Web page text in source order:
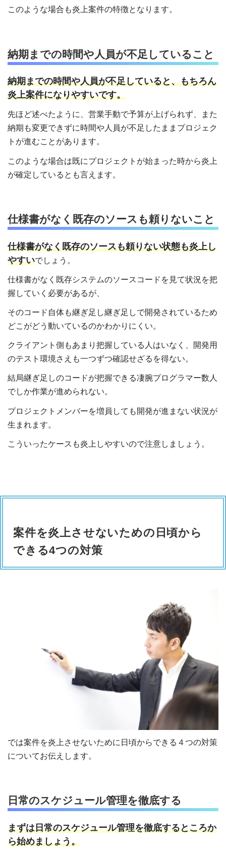
このような場合も炎上案件の特徴となります。
納期までの時間や人員が不足していること
納期までの時間や人員が不足していると、もちろん
炎上案件になりやすいです。
先ほど述べたように、営業手動で予算が上げられず、また
納期も変更できずに時間や人員が不足したままプロジェク
トが進むことがあります。
このような場合は既にプロジェクトが始まった時から炎上
が確定しているとも言えます。
仕様書がなく既存のソースも頼りないこと
仕様書がなく既存のソースも頼りない状態も炎上し
やすいでしょう。
仕様書がなく既存システムのソースコードを見て状況を把
握していく必要があるが、
そのコード自体も継ぎ足し継ぎ足しで開発されているため
どこがどう動いているのかわかりにくい。
クライアント側もあまり把握している人はいなく、開発用
のテスト環境さえも一つずつ確認せざるを得ない。
結局継ぎ足しのコードが把握できる凄腕プログラマー数人
でしか作業が進められない。
プロジェクトメンバーを増員しても開発が進まない状況が
生まれます。
こういったケースも炎上しやすいので注意しましょう。
案件を炎上させないための日頃から
できる4つの対策
では案件を炎上させないために日頃からできる４つの対策
についてお伝えします。
日常のスケジュール管理を徹底する
まずは日常のスケジュール管理を徹底するところか
ら始めましょう。